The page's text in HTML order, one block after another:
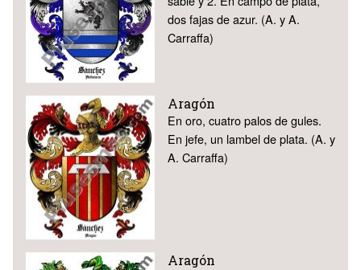
dos fajas de azur. (A. y A.
Carraffa)
Aragón
En oro, cuatro palos de gules.
En jefe, un lambel de plata. (A. y
A. Carraffa)
Aragón